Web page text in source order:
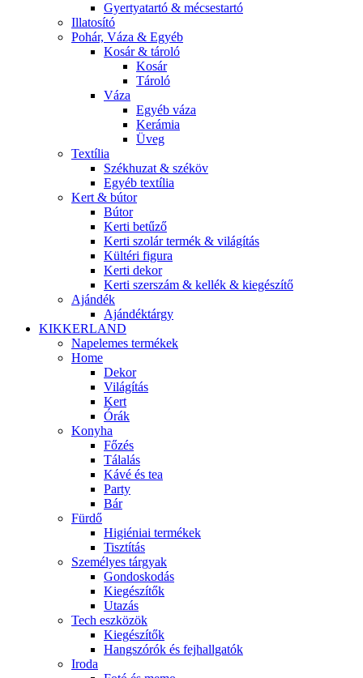
Gyertyatartó & mécsestartó
Illatosító
Pohár, Váza & Egyéb
Kosár & tároló
Kosár
Tároló
Váza
Egyéb váza
Kerámia
Üveg
Textília
Székhuzat & széköv
Egyéb textília
Kert & bútor
Bútor
Kerti betűző
Kerti szolár termék & világítás
Kültéri figura
Kerti dekor
Kerti szerszám & kellék & kiegészítő
Ajándék
Ajándéktárgy
KIKKERLAND
Napelemes termékek
Home
Dekor
Világítás
Kert
Órák
Konyha
Főzés
Tálalás
Kávé és tea
Party
Bár
Fürdő
Higiéniai termékek
Tisztítás
Személyes tárgyak
Gondoskodás
Kiegészítők
Utazás
Tech eszközök
Kiegészítők
Hangszórók és fejhallgatók
Iroda